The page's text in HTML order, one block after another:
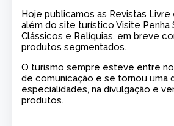
Hoje publicamos as Revistas Livre
além do site turístico Visite Penha
Clássicos e Relíquias, em breve
produtos segmentados.
O turismo sempre esteve entre
de comunicação e se tornou uma
especialidades, na divulgação e
produtos.